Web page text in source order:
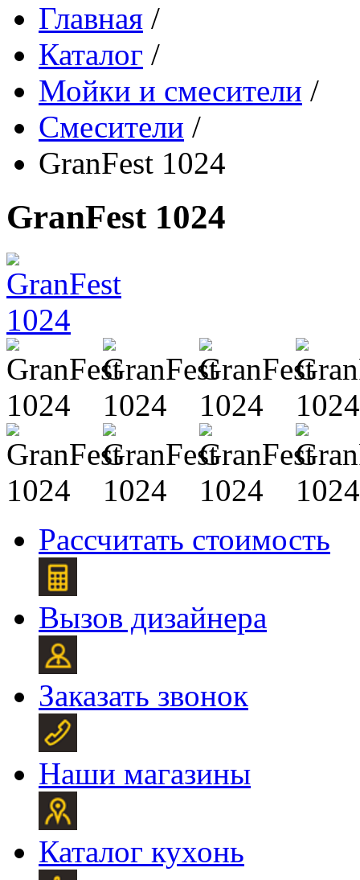
Главная /
Каталог /
Мойки и смесители /
Смесители /
GranFest 1024
GranFest 1024
Рассчитать стоимость
Вызов дизайнера
Заказать звонок
Наши магазины
Каталог кухонь